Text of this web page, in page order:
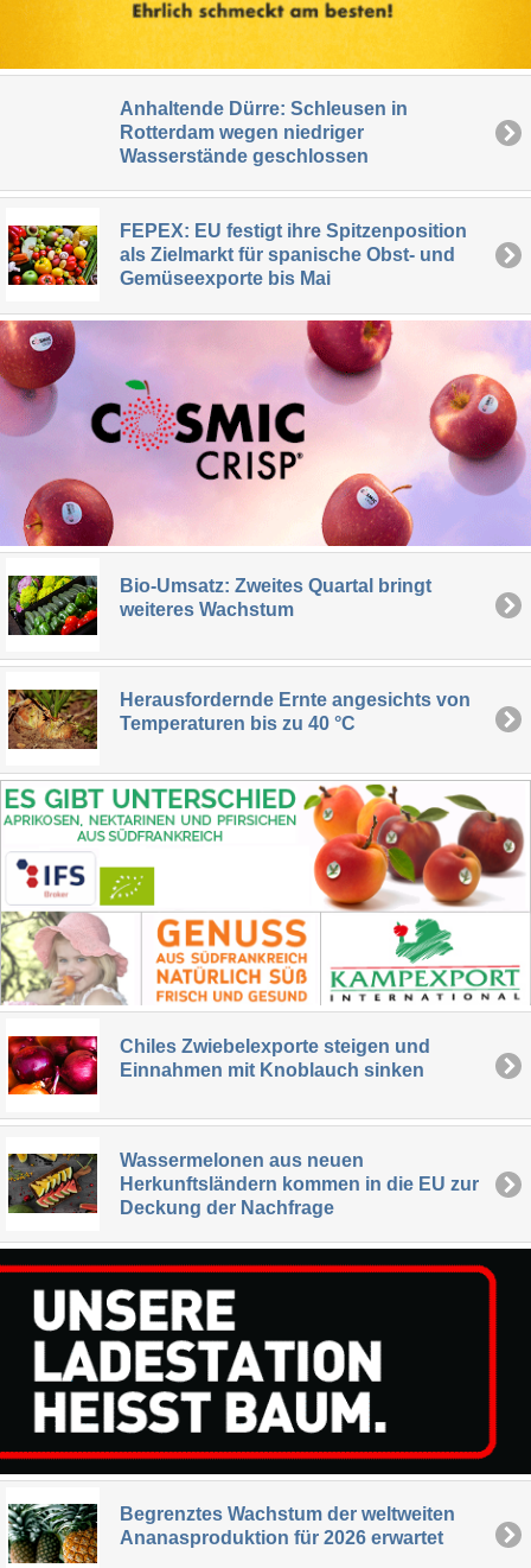
Anhaltende Dürre: Schleusen in
Rotterdam wegen niedriger
Wasserstände geschlossen
FEPEX: EU festigt ihre Spitzenposition
als Zielmarkt für spanische Obst- und
Gemüseexporte bis Mai
Bio-Umsatz: Zweites Quartal bringt
weiteres Wachstum
Herausfordernde Ernte angesichts von
Temperaturen bis zu 40 °C
Chiles Zwiebelexporte steigen und
Einnahmen mit Knoblauch sinken
Wassermelonen aus neuen
Herkunftsländern kommen in die EU zur
Deckung der Nachfrage
Begrenztes Wachstum der weltweiten
Ananasproduktion für 2026 erwartet